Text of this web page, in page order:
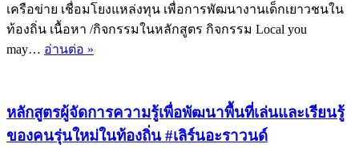
เครือข่าย เชื่อมโยงแหล่งทุน เพื่อการพัฒนางานเด็กเยาวชนใน
ท้องถิ่น เนื้อหา /กิจกรรมในหลักสูตร กิจกรรม Local you
may… อ่านต่อ »
บริการ
สาธารณะ
หลักสูตรผู้จัดการความรู้เพื่อพัฒนาพื้นที่เล่นและเรียนรู้
ของคนรุ่นใหม่ในท้องถิ่น #เลิร์นอะราวนด์